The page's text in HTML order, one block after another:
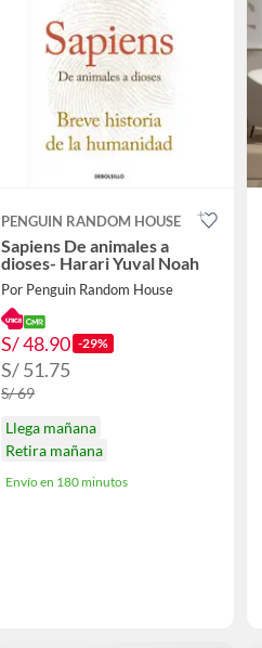
PENGUIN RANDOM HOUSE
Sapiens De animales a
dioses- Harari Yuval Noah
Por Penguin Random House
S/ 48.90 -29%
S/ 51.75
S/ 69
Llega mañana
Retira mañana
Envío en 180 minutos